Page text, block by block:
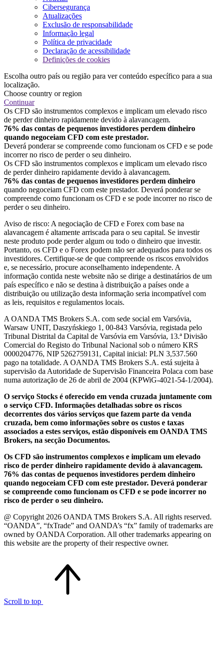
Cibersegurança
Atualizações
Exclusão de responsabilidade
Informação legal
Política de privacidade
Declaração de acessibilidade
Definições de cookies
Escolha outro país ou região para ver conteúdo específico para a sua
localização.
Choose country or region
Continuar
Os CFD são instrumentos complexos e implicam um elevado risco
de perder dinheiro rapidamente devido à alavancagem.
76% das contas de pequenos investidores perdem dinheiro
quando negoceiam CFD com este prestador.
Deverá ponderar se compreende como funcionam os CFD e se pode
incorrer no risco de perder o seu dinheiro.
Os CFD são instrumentos complexos e implicam um elevado risco
de perder dinheiro rapidamente devido à alavancagem.
76% das contas de pequenos investidores perdem dinheiro
quando negoceiam CFD com este prestador. Deverá ponderar se
compreende como funcionam os CFD e se pode incorrer no risco de
perder o seu dinheiro.
Aviso de risco: A negociação de CFD e Forex com base na
alavancagem é altamente arriscada para o seu capital. Se investir
neste produto pode perder algum ou todo o dinheiro que investir.
Portanto, os CFD e o Forex podem não ser adequados para todos os
investidores. Certifique-se de que compreende os riscos envolvidos
e, se necessário, procure aconselhamento independente. A
informação contida neste website não se dirige a destinatários de um
país específico e não se destina à distribuição a países onde a
distribuição ou utilização desta informação seria incompatível com
as leis, requisitos e regulamentos locais.
A OANDA TMS Brokers S.A. com sede social em Varsóvia,
Warsaw UNIT, Daszyńskiego 1, 00-843 Varsóvia, registada pelo
Tribunal Distrital da Capital de Varsóvia em Varsóvia, 13.ª Divisão
Comercial do Registo do Tribunal Nacional sob o número KRS
0000204776, NIP 5262759131, Capital inicial: PLN 3,537.560
pago na totalidade. A OANDA TMS Brokers S.A. está sujeita à
supervisão da Autoridade de Supervisão Financeira Polaca com base
numa autorização de 26 de abril de 2004 (KPWiG-4021-54-1/2004).
O serviço Stocks é oferecido em venda cruzada juntamente com
o serviço CFD. Informações detalhadas sobre os riscos
decorrentes dos vários serviços que fazem parte da venda
cruzada, bem como informações sobre os custos e taxas
associados a estes serviços, estão disponíveis em OANDA TMS
Brokers, na secção Documentos.
Os CFD são instrumentos complexos e implicam um elevado
risco de perder dinheiro rapidamente devido à alavancagem.
76% das contas de pequenos investidores perdem dinheiro
quando negoceiam CFD com este prestador. Deverá ponderar
se compreende como funcionam os CFD e se pode incorrer no
risco de perder o seu dinheiro.
@ Copyright 2026 OANDA TMS Brokers S.A. All rights reserved.
“OANDA”, “fxTrade” and OANDA’s “fx” family of trademarks are
owned by OANDA Corporation. All other trademarks appearing on
this website are the property of their respective owner.
Scroll to top